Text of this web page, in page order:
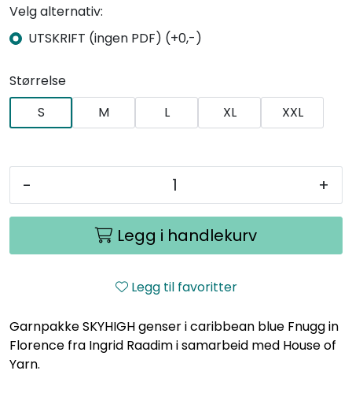
Velg alternativ:
UTSKRIFT (ingen PDF) (+0,-)
Størrelse
S
M L XL XXL
- +
Legg i handlekurv
Legg til favoritter
Garnpakke SKYHIGH genser i caribbean blue Fnugg in
Florence fra Ingrid Raadim i samarbeid med House of
Yarn.